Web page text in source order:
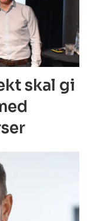
skal gi